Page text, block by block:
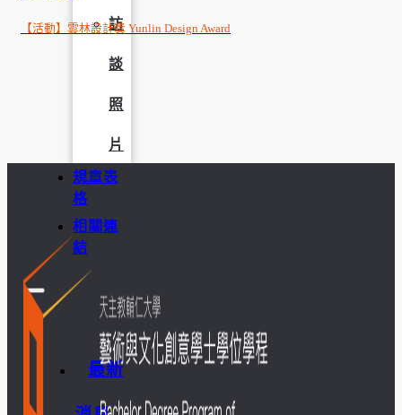
訪
談
照
片
規章表
格
相關連
結
最新
【活動】雲林設計獎 Yunlin Design Award